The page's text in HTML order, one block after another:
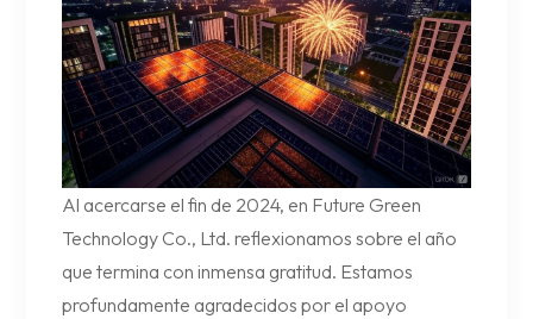
Al acercarse el fin de 2024, en Future Green
Technology Co., Ltd. reflexionamos sobre el año
que termina con inmensa gratitud. Estamos
profundamente agradecidos por el apoyo